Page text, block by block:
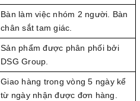
Bàn làm việc nhóm 2 người. Bàn
chân sắt tam giác.
Sản phẩm được phân phối bởi
DSG Group.
Giao hàng trong vòng 5 ngày kể
từ ngày nhận được đơn hàng.